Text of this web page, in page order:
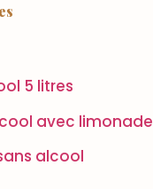
5 litres
avec limonade
alcool